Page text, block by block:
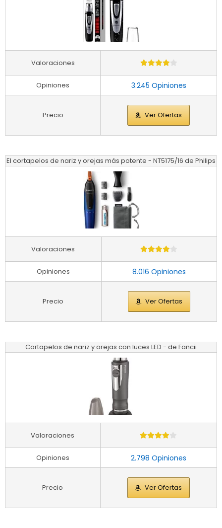
3.245 Opiniones
Ver Ofertas
Valoraciones
Opiniones
Precio
El cortapelos de nariz y orejas más potente - NT5175/16 de Philips
8.016 Opiniones
Ver Ofertas
Valoraciones
Opiniones
Precio
Cortapelos de nariz y orejas con luces LED - de Fancii
2.798 Opiniones
Ver Ofertas
Valoraciones
Opiniones
Precio